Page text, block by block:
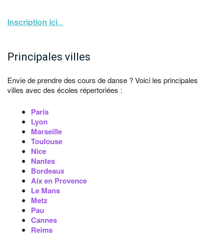
Inscription ici...
Principales villes
Envie de prendre des cours de danse ? Voici les principales
villes avec des écoles répertoriées :
Paris
Lyon
Marseille
Toulouse
Nice
Nantes
Bordeaux
Aix en Provence
Le Mans
Metz
Pau
Cannes
Reims